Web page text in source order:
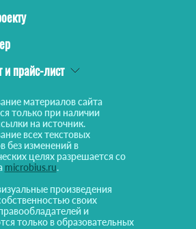
прайс-лист
материалов сайта
только при наличии
на источник.
всех текстовых
без изменений в
целях разрешается со
microbius.ru.
произведения
своих
и
только в образовательных